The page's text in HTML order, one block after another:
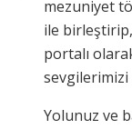
mezuniyet
ile
portalı
Yolunuz ve